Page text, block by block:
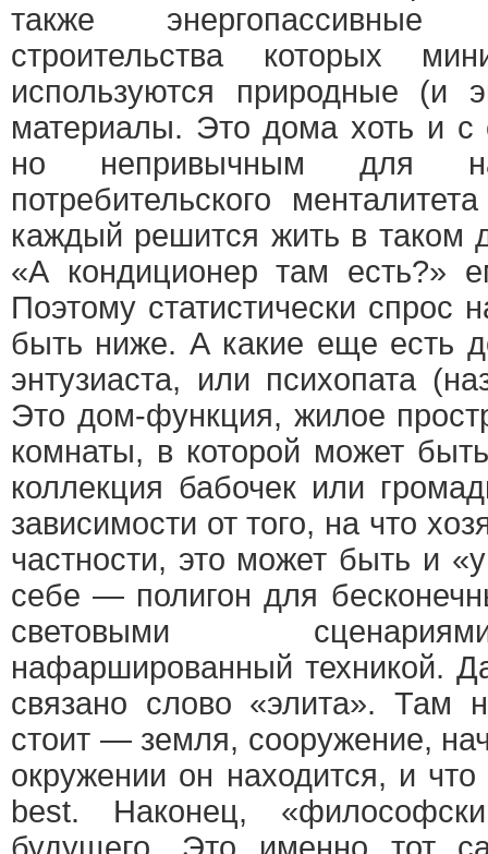
также энергопассивные
строительства которых
используются природные (и
материалы. Это дома хоть и с
но непривычным для
потребительского
каждый решится жить в таком
«А кондиционер там есть?»
Поэтому статистически спрос
быть ниже. А какие еще есть
энтузиаста, или психопата
Это дом-функция, жилое
комнаты, в которой может
коллекция бабочек или
зависимости от того, на что
частности, это может быть и
себе — полигон для
световыми
нафаршированный техникой.
связано слово «элита». Там
стоит — земля, сооружение,
окружении он находится, и
best. Наконец,